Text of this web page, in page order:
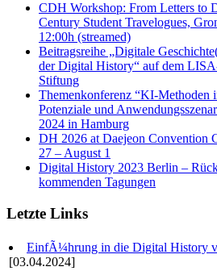
CDH Workshop: From Letters to
Century Student Travelogues,
12:00h (streamed)
Beitragsreihe „Digitale
der Digital History“ auf dem
Stiftung
Themenkonferenz “KI-Methoden
Potenziale und
2024 in Hamburg
DH 2026 at Daejeon Convention
27 – August 1
Digital History 2023 Berlin –
kommenden Tagungen
Letzte Links
EinfÃ¼hrung in die Digital History
[03.04.2024]